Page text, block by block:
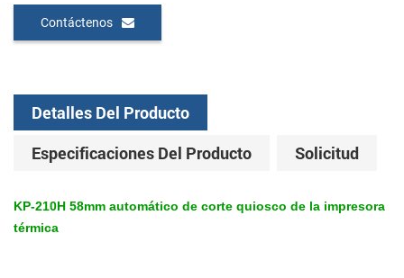
Contáctenos
Detalles Del Producto
Especificaciones Del Producto
Solicitud
KP-210H 58mm automático de corte quiosco de la impresora
térmica